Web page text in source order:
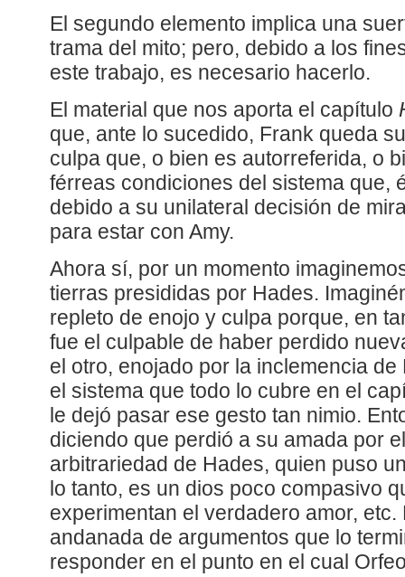
El segundo elemento implica una
trama del mito; pero, debido a los
este trabajo, es necesario hacerlo.
El material que nos aporta el capítulo
que, ante lo sucedido, Frank queda
culpa que, o bien es autorreferida, o
férreas condiciones del sistema que,
debido a su unilateral decisión de
para estar con Amy.
Ahora sí, por un momento
tierras presididas por Hades.
repleto de enojo y culpa porque, en
fue el culpable de haber perdido
el otro, enojado por la inclemencia
el sistema que todo lo cubre en el
le dejó pasar ese gesto tan nimio.
diciendo que perdió a su amada por
arbitrariedad de Hades, quien puso
lo tanto, es un dios poco compasivo
experimentan el verdadero amor,
andanada de argumentos que lo
responder en el punto en el cual